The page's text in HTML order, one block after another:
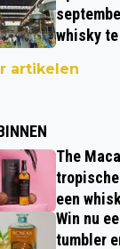
whisky
artikelen
The
een
Win nu
tumbler